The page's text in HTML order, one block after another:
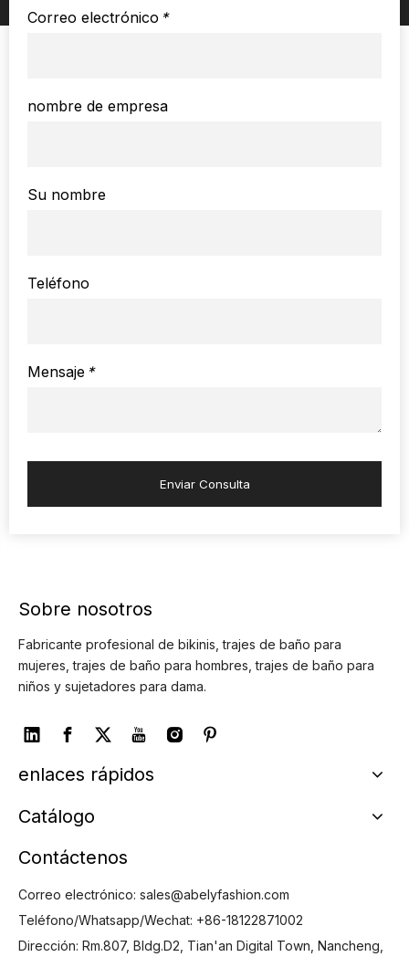
*
Correo electrónico
nombre de empresa
Su nombre
Teléfono
*
Mensaje
Enviar Consulta
Sobre nosotros
Fabricante profesional de bikinis, trajes de baño para
mujeres, trajes de baño para hombres, trajes de baño para
niños y sujetadores para dama.
enlaces rápidos
Catálogo
Contáctenos
Correo electrónico: sales@abelyfashion.com
Teléfono/Whatsapp/Wechat: +86-18122871002
Dirección: Rm.807, Bldg.D2, Tian'an Digital Town, Nancheng,